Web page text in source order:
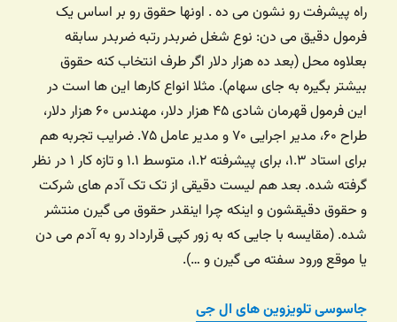
راه پیشرفت رو نشون می ده . اونها حقوق رو بر اساس یک
فرمول دقیق می دن: نوع شغل ضربدر رتبه ضربدر سابقه
بعلاوه محل (بعد ده هزار دلار اگر طرف انتخاب کنه حقوق
بیشتر بگیره به جای سهام). مثلا انواع کارها این ها است در
این فرمول قهرمان شادی ۴۵ هزار دلار، مهندس ۶۰ هزار دلار،
طراح ۶۰، مدیر اجرایی ۷۰ و مدیر عامل ۷۵. ضرایب تجربه هم
برای استاد ۱.۳، برای پیشرفته ۱.۲، متوسط ۱.۱ و تازه کار ۱ در نظر
گرفته شده. بعد هم لیست دقیقی از تک تک آدم های شرکت
و حقوق دقیقشون و اینکه چرا اینقدر حقوق می گیرن منتشر
شده. (مقایسه با جایی که به زور کپی قرارداد رو به آدم می دن
یا موقع ورود سفته می گیرن و …).
جاسوسی تلویزوین های ال جی